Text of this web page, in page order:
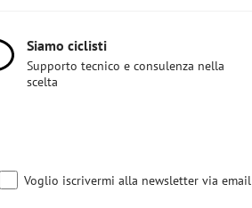
Siamo ciclisti
Supporto tecnico e consulenza nella
scelta
Voglio iscrivermi alla newsletter via email